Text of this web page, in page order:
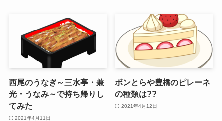
西尾のうなぎ～三水亭・兼
光・うなみ～で持ち帰りし
てみた
2021年4月11日
ボンとらや豊橋のピレーネ
の種類は??
2021年4月12日